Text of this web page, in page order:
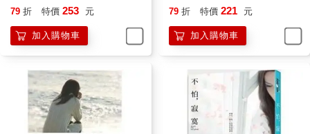
79 折 特價 253 元
加入購物車
79 折 特價 221 元
加入購物車